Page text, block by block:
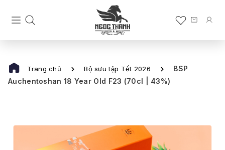
Trang chủ Bộ sưu tập Tết 2026
BSP
Auchentoshan 18 Year Old F23 (70cl | 43%)